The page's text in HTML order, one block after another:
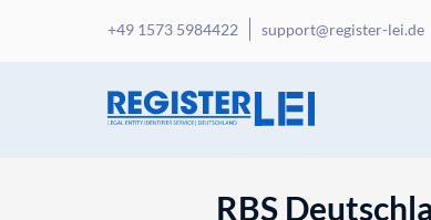
+49 1573 5984422 support@register-lei.de
RBS